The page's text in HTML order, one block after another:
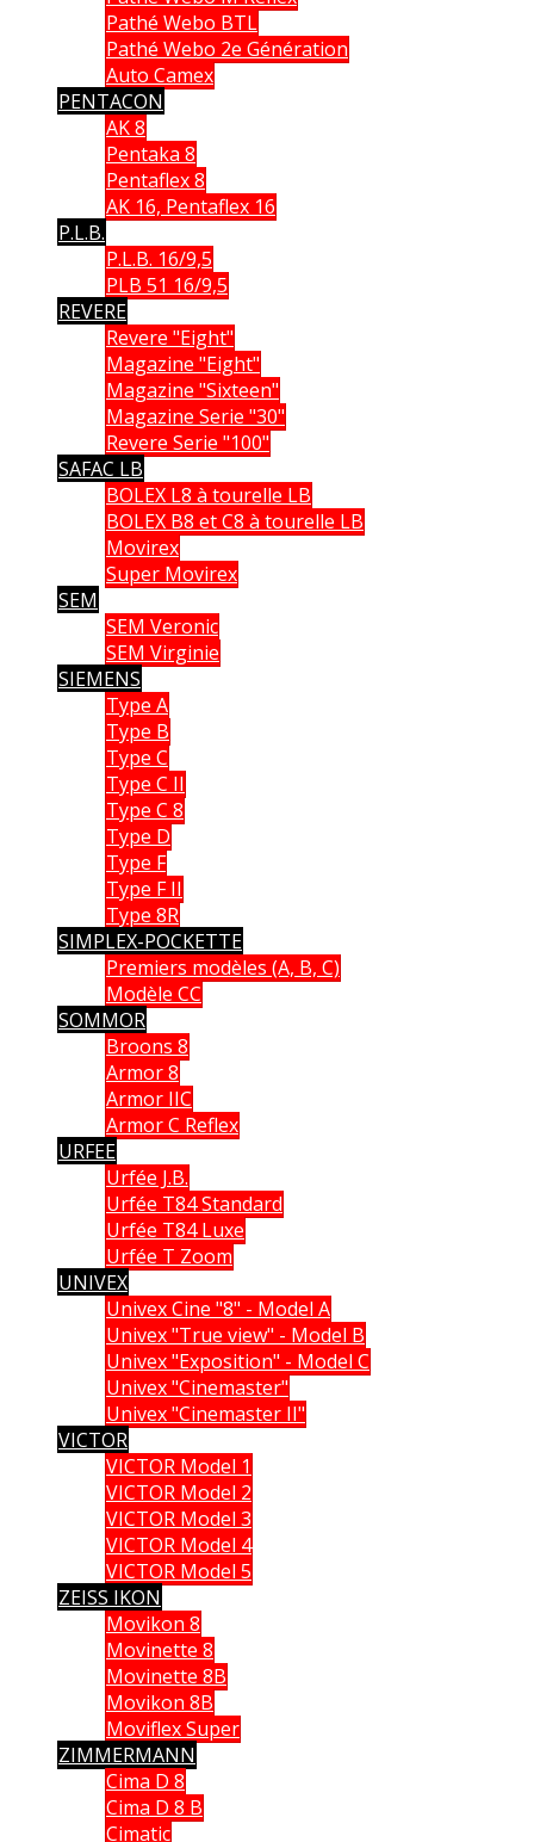
Pathé Webo BTL
Pathé Webo 2e Génération
Auto Camex
PENTACON
AK 8
Pentaka 8
Pentaflex 8
AK 16, Pentaflex 16
P.L.B.
P.L.B. 16/9,5
PLB 51 16/9,5
REVERE
Revere "Eight"
Magazine "Eight"
Magazine "Sixteen"
Magazine Serie "30"
Revere Serie "100"
SAFAC LB
BOLEX L8 à tourelle LB
BOLEX B8 et C8 à tourelle LB
Movirex
Super Movirex
SEM
SEM Veronic
SEM Virginie
SIEMENS
Type A
Type B
Type C
Type C II
Type C 8
Type D
Type F
Type F II
Type 8R
SIMPLEX-POCKETTE
Premiers modèles (A, B, C)
Modèle CC
SOMMOR
Broons 8
Armor 8
Armor IIC
Armor C Reflex
URFEE
Urfée J.B.
Urfée T84 Standard
Urfée T84 Luxe
Urfée T Zoom
UNIVEX
Univex Cine "8" - Model A
Univex "True view" - Model B
Univex "Exposition" - Model C
Univex "Cinemaster"
Univex "Cinemaster II"
VICTOR
VICTOR Model 1
VICTOR Model 2
VICTOR Model 3
VICTOR Model 4
VICTOR Model 5
ZEISS IKON
Movikon 8
Movinette 8
Movinette 8B
Movikon 8B
Moviflex Super
ZIMMERMANN
Cima D 8
Cima D 8 B
Cimatic